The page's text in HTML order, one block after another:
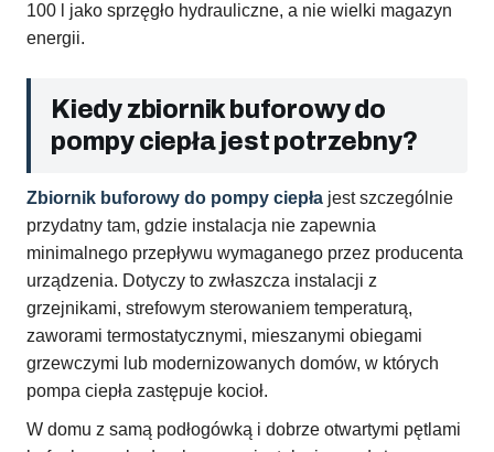
100 l jako sprzęgło hydrauliczne, a nie wielki magazyn
energii.
Kiedy zbiornik buforowy do
pompy ciepła jest potrzebny?
Zbiornik buforowy do pompy ciepła jest szczególnie
przydatny tam, gdzie instalacja nie zapewnia
minimalnego przepływu wymaganego przez producenta
urządzenia. Dotyczy to zwłaszcza instalacji z
grzejnikami, strefowym sterowaniem temperaturą,
zaworami termostatycznymi, mieszanymi obiegami
grzewczymi lub modernizowanych domów, w których
pompa ciepła zastępuje kocioł.
W domu z samą podłogówką i dobrze otwartymi pętlami